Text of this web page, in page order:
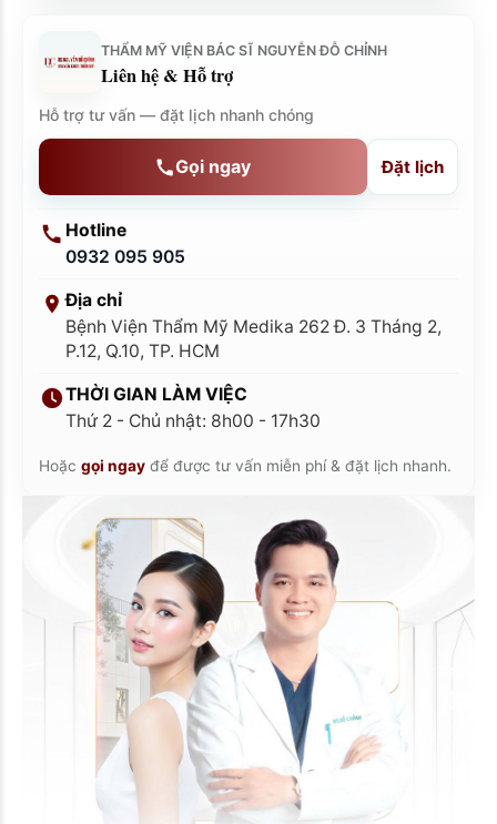
THẨM MỸ VIỆN BÁC SĨ NGUYỄN ĐỖ CHỈNH
Liên hệ & Hỗ trợ
Hỗ trợ tư vấn — đặt lịch nhanh chóng
Gọi ngay Đặt lịch
Hotline
0932 095 905
Địa chỉ
Bệnh Viện Thẩm Mỹ Medika 262 Đ. 3 Tháng 2,
P.12, Q.10, TP. HCM
THỜI GIAN LÀM VIỆC
Thứ 2 - Chủ nhật: 8h00 - 17h30
Hoặc gọi ngay để được tư vấn miễn phí & đặt lịch nhanh.